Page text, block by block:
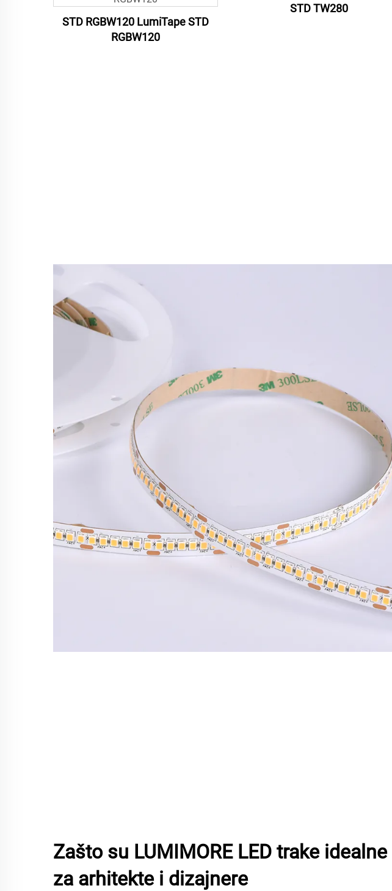
STD RGBW120 LumiTape STD
RGBW120
STD TW280
Zašto su LUMIMORE LED trake idealne
za arhitekte i dizajnere